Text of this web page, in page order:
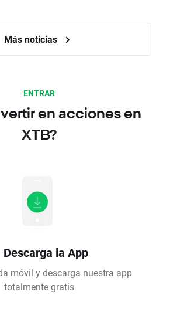
Más noticias
ENTRAR
en acciones en
XTB?
Descarga la App
móvil y descarga nuestra app
totalmente gratis